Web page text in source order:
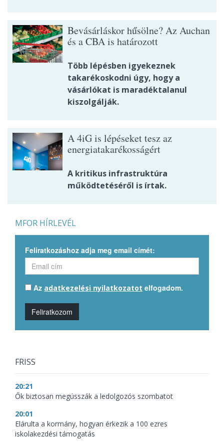
Bevásárláskor hűsölne? Az Auchan
és a CBA is határozott
Több lépésben igyekeznek
takarékoskodni úgy, hogy a
vásárlókat is maradéktalanul
kiszolgálják.
A 4iG is lépéseket tesz az
energiatakarékosságért
A kritikus infrastruktúra
működtetéséről is írtak.
MFOR HÍRLEVÉL
Feliratkozáshoz adja meg email címét:
Az adatkezelési nyilatkozatot elfogadom.
Feliratkozom
FRISS
20:21
Ők biztosan megússzák a ledolgozós szombatot
20:01
Elárulta a kormány, hogyan érkezik a 100 ezres
iskolakezdési támogatás